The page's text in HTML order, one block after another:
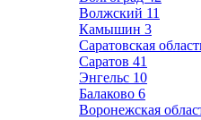
Волжский 11
Камышин 3
Саратовская
Саратов 41
Энгельс 10
Балаково 6
Воронежская